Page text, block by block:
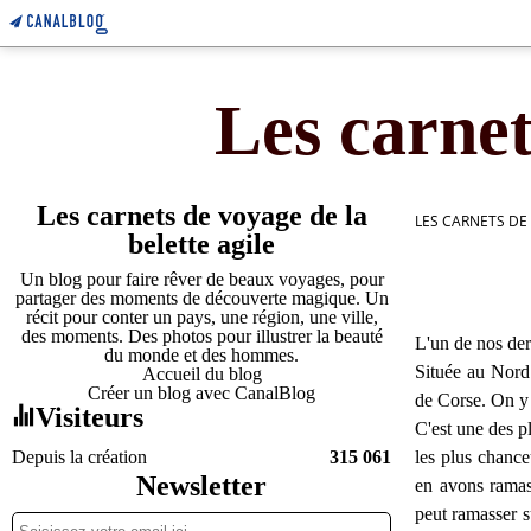
Les
Les carnets de voyage de la
belette agile
Un blog pour faire rêver de beaux voyages, pour
partager des moments de découverte magique. Un
récit pour conter un pays, une région, une ville,
des moments. Des photos pour illustrer la beauté
du monde et des hommes.
Accueil du blog
Créer un blog avec CanalBlog
Visiteurs
Depuis la création 315 061
Newsletter
LES CARNETS
L'un de nos
Située au
de Corse. On
C'est une des
les plus
en avons
peut ramasser